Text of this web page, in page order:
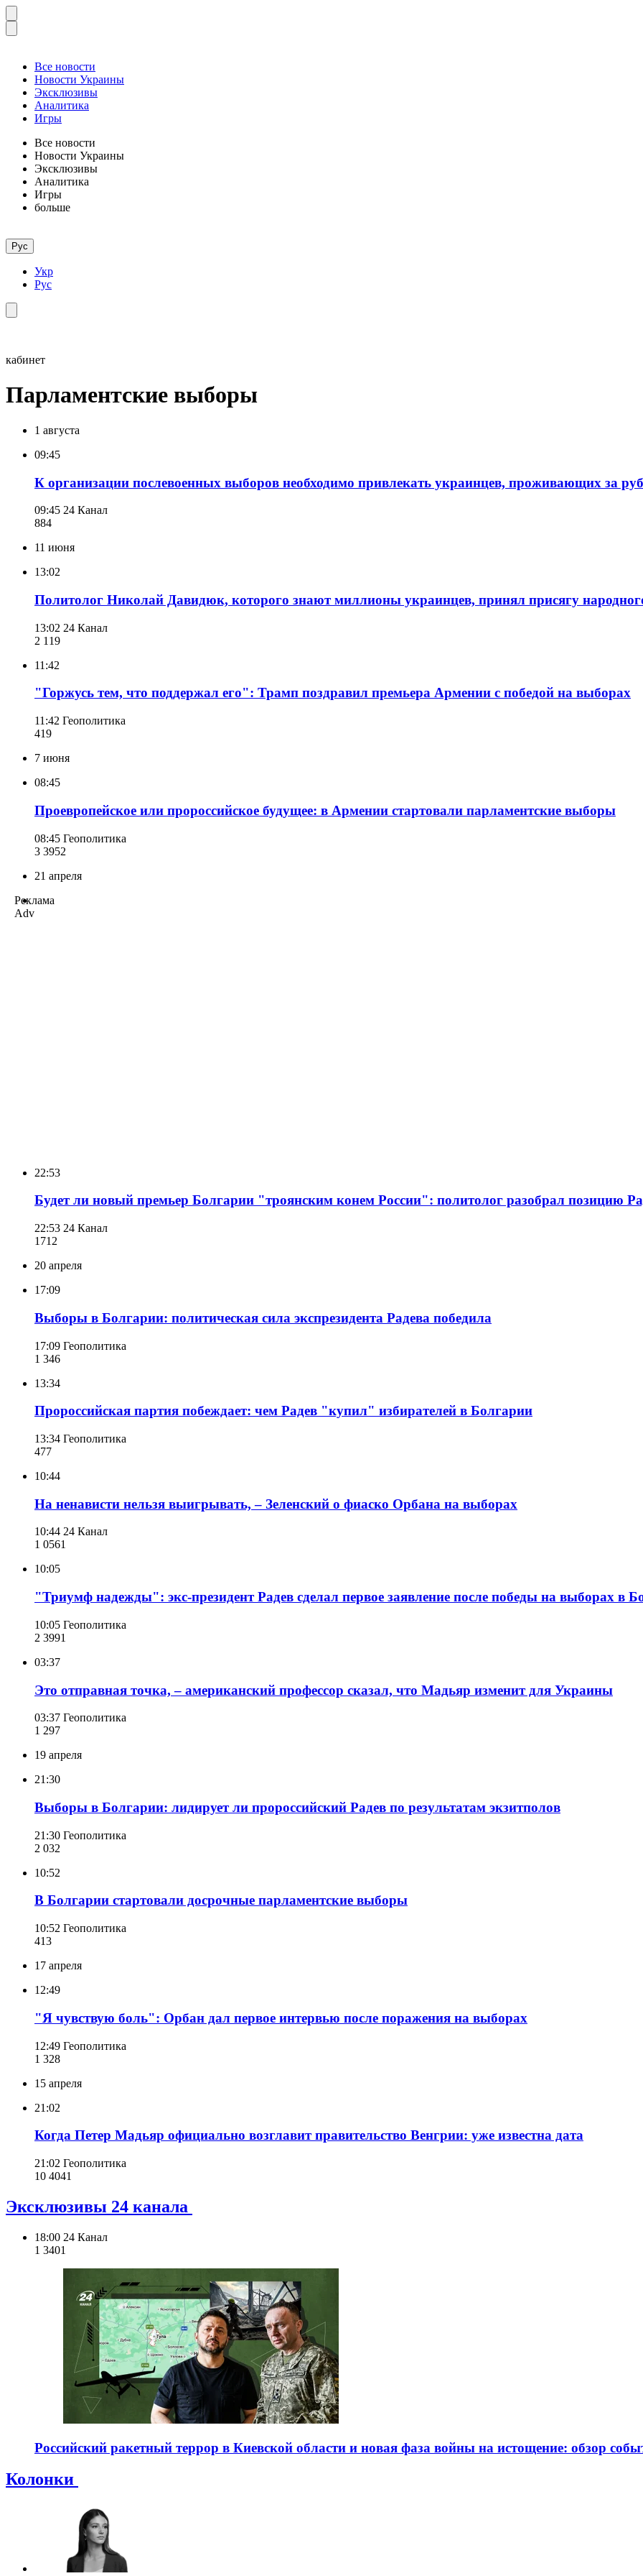
Все новости
Новости Украины
Эксклюзивы
Аналитика
Игры
Все новости
Новости Украины
Эксклюзивы
Аналитика
Игры
больше
Рус
Укр
Рус
кабинет
Парламентские выборы
1 августа
09:45
К организации послевоенных выборов необходимо привлекать украинцев, проживающих за
09:45 24 Канал
884
11 июня
13:02
Политолог Николай Давидюк, которого знают миллионы украинцев, принял присягу
13:02 24 Канал
2 119
11:42
"Горжусь тем, что поддержал его": Трамп поздравил премьера Армении с победой на выборах
11:42 Геополитика
419
7 июня
08:45
Проевропейское или пророссийское будущее: в Армении стартовали парламентские выборы
08:45 Геополитика
3 3952
21 апреля
Реклама
Adv
22:53
Будет ли новый премьер Болгарии "троянским конем России": политолог разобрал позицию
22:53 24 Канал
171 2
20 апреля
17:09
Выборы в Болгарии: политическая сила экспрезидента Радева победила
17:09 Геополитика
1 346
13:34
Пророссийская партия побеждает: чем Радев "купил" избирателей в Болгарии
13:34 Геополитика
477
10:44
На ненависти нельзя выигрывать, – Зеленский о фиаско Орбана на выборах
10:44 24 Канал
1 0561
10:05
"Триумф надежды": экс-президент Радев сделал первое заявление после победы на выборах в
10:05 Геополитика
2 3991
03:37
Это отправная точка, – американский профессор сказал, что Мадьяр изменит для Украины
03:37 Геополитика
1 297
19 апреля
21:30
Выборы в Болгарии: лидирует ли пророссийский Радев по результатам экзитполов
21:30 Геополитика
2 032
10:52
В Болгарии стартовали досрочные парламентские выборы
10:52 Геополитика
413
17 апреля
12:49
"Я чувствую боль": Орбан дал первое интервью после поражения на выборах
12:49 Геополитика
1 328
15 апреля
21:02
Когда Петер Мадьяр официально возглавит правительство Венгрии: уже известна дата
21:02 Геополитика
10 4041
Эксклюзивы 24 канала
18:00 24 Канал
1 3401
Российский ракетный террор в Киевской области и новая фаза войны на истощение: обзор
Колонки